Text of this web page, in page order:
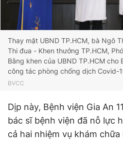
Thay mặt UBND TP.HCM, bà Ngô
Thi đua - Khen thưởng TP.HCM,
Bằng khen của UBND TP.HCM cho
công tác phòng chống dịch Covid-
BVCC
Dịp này, Bệnh viện Gia An
bác sĩ bệnh viện đã nỗ lực
cả hai nhiệm vụ khám